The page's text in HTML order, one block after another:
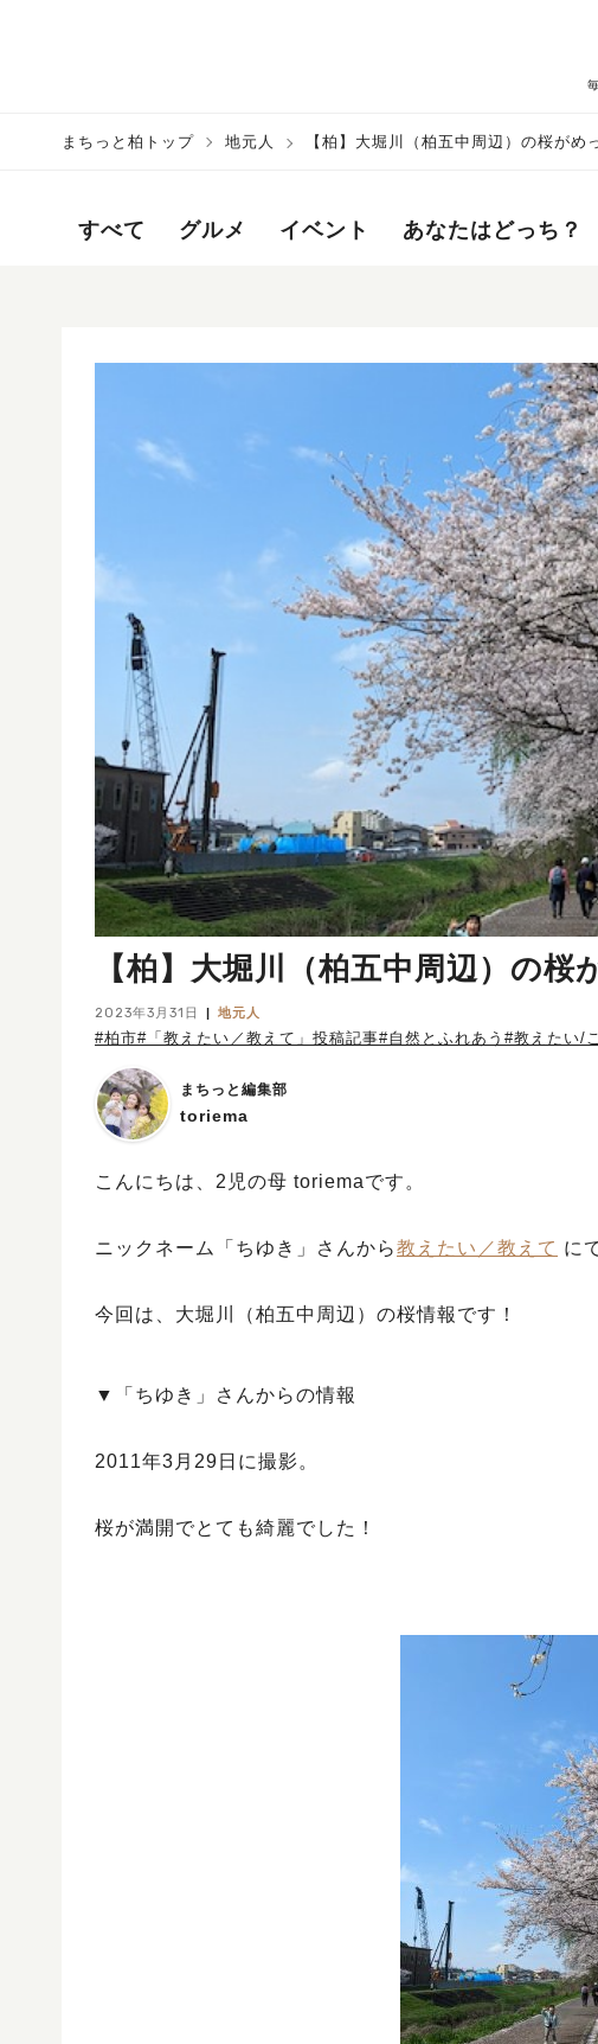
まちっと柏トップ 地元人 【柏】大堀川（柏五中周辺）の桜がめ
すべて グルメ イベント あなたはどっち？
【柏】大堀川（柏五中周辺）の桜
2023年3月31日 地元人
#柏市#「教えたい／教えて」投稿記事#自然とふれあう #教えたい/
まちっと編集部
toriema
こんにちは、2児の母 toriemaです。
ニックネーム「ちゆき」さんから教えたい／教えて に
今回は、大堀川（柏五中周辺）の桜情報です！
▼「ちゆき」さんからの情報
2011年3月29日に撮影。
桜が満開でとても綺麗でした！